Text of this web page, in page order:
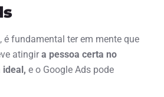
é fundamental ter em mente que
atingira pessoa certa no
ideal, e o Google Ads pode